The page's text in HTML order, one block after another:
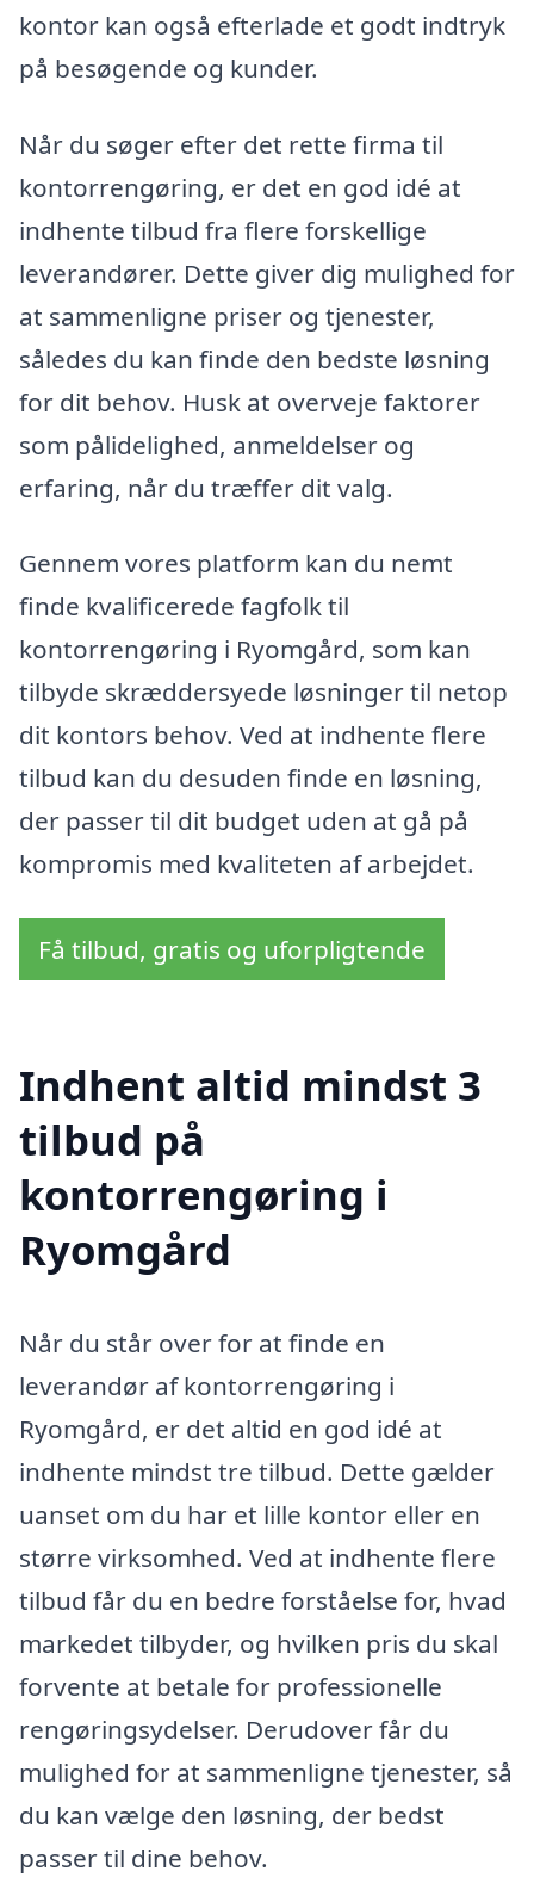
kontor kan også efterlade et godt indtryk
på besøgende og kunder.
Når du søger efter det rette firma til
kontorrengøring, er det en god idé at
indhente tilbud fra flere forskellige
leverandører. Dette giver dig mulighed for
at sammenligne priser og tjenester,
således du kan finde den bedste løsning
for dit behov. Husk at overveje faktorer
som pålidelighed, anmeldelser og
erfaring, når du træffer dit valg.
Gennem vores platform kan du nemt
finde kvalificerede fagfolk til
kontorrengøring i Ryomgård, som kan
tilbyde skræddersyede løsninger til netop
dit kontors behov. Ved at indhente flere
tilbud kan du desuden finde en løsning,
der passer til dit budget uden at gå på
kompromis med kvaliteten af arbejdet.
Få tilbud, gratis og uforpligtende
Indhent altid mindst 3
tilbud på
kontorrengøring i
Ryomgård
Når du står over for at finde en
leverandør af kontorrengøring i
Ryomgård, er det altid en god idé at
indhente mindst tre tilbud. Dette gælder
uanset om du har et lille kontor eller en
større virksomhed. Ved at indhente flere
tilbud får du en bedre forståelse for, hvad
markedet tilbyder, og hvilken pris du skal
forvente at betale for professionelle
rengøringsydelser. Derudover får du
mulighed for at sammenligne tjenester, så
du kan vælge den løsning, der bedst
passer til dine behov.